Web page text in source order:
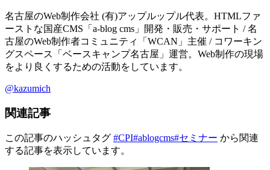
名古屋のWeb制作会社 (有)アップルップル代表。HTMLファ
ーストな国産CMS「a-blog cms」開発・販売・サポート / 名
古屋のWeb制作者コミュニティ「WCAN」主催 / コワーキン
グスペース「ベースキャンプ名古屋」運営。Web制作の現場
をより良くするための活動をしています。
@kazumich
関連記事
この記事のハッシュタグ #CPI#ablogcms#セミナー から関連
する記事を表示しています。